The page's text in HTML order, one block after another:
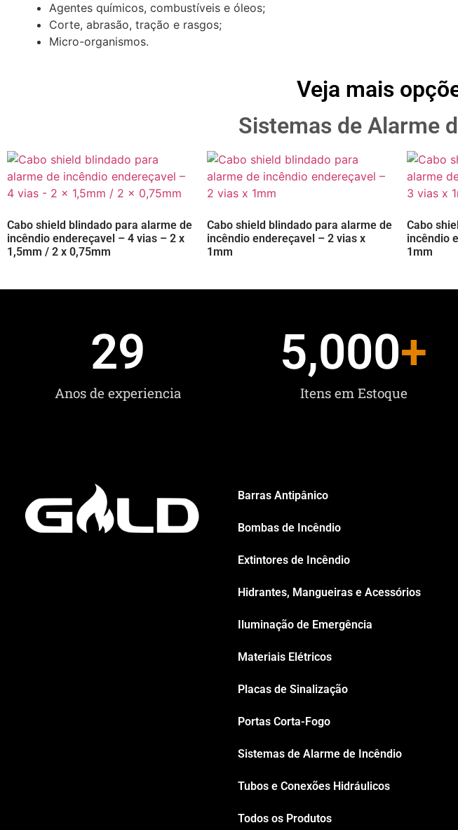
Agentes químicos, combustíveis e óleos;
Corte, abrasão, tração e rasgos;
Micro-organismos.
Veja mais
Sistemas de Alarme
Cabo shield blindado para alarme de
incêndio endereçavel – 4 vias – 2 x
1,5mm / 2 x 0,75mm
Cabo shield blindado para alarme de
incêndio endereçavel – 2 vias x
1mm
Cabo
incêndio
1mm
Anos de experiencia
29
Itens em Estoque
5,000+
Barras Antipânico
Bombas de Incêndio
Extintores de Incêndio
Hidrantes, Mangueiras e Acessórios
Iluminação de Emergência
Materiais Elétricos
Placas de Sinalização
Portas Corta-Fogo
Sistemas de Alarme de Incêndio
Tubos e Conexões Hidráulicos
Todos os Produtos